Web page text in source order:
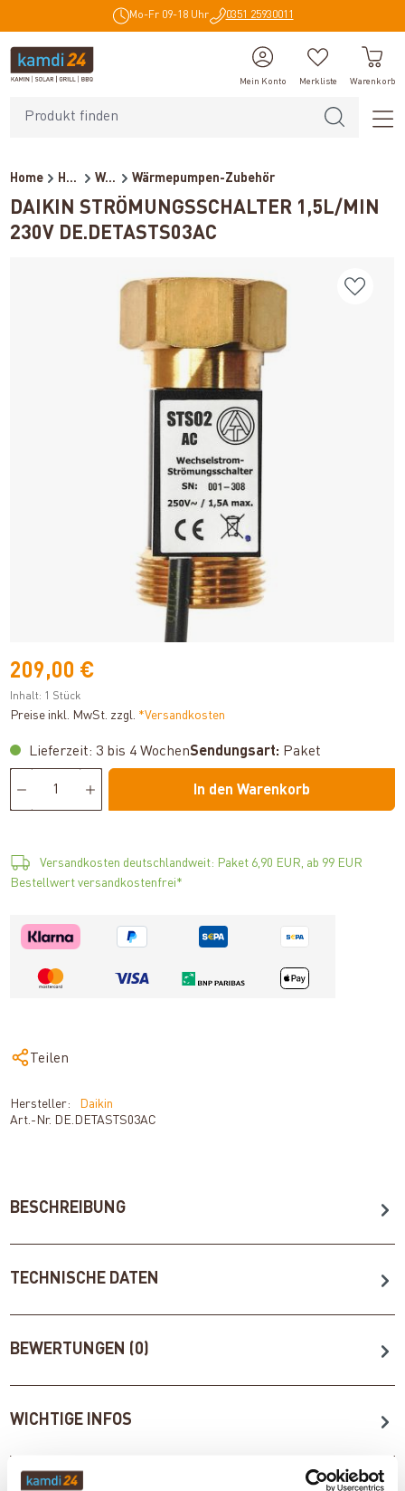
Mo-Fr 09-18 Uhr 0351 25930011
Mein Konto Merkliste Warenkorb
Home Heiztechnik Wärmepumpen Wärmepumpen-Zubehör
DAIKIN STRÖMUNGSSCHALTER 1,5L/MIN
230V DE.DETASTS03AC
209,00 €
Inhalt: 1 Stück
Preise inkl. MwSt. zzgl. *Versandkosten
Lieferzeit: 3 bis 4 WochenSendungsart: Paket
In den Warenkorb
Versandkosten deutschlandweit: Paket 6,90 EUR, ab 99 EUR
Bestellwert versandkostenfrei*
Teilen
Hersteller:
Daikin
Art.-Nr. DE.DETASTS03AC
BESCHREIBUNG
TECHNISCHE DATEN
BEWERTUNGEN (0)
WICHTIGE INFOS